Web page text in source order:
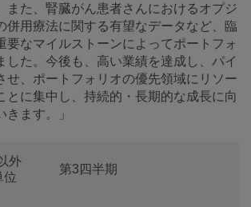
また、腎臓がん患者さんにおけるオプジ
併用療法に関する有望なデータなど、臨
要なマイルストーンによってポートフォ
した。今後も、高い業績を達成し、パイ
せ、ポートフォリオの優先領域にリソー
とに集中し、持続的・長期的な成長に向
ます。」
外
位
第3四半期